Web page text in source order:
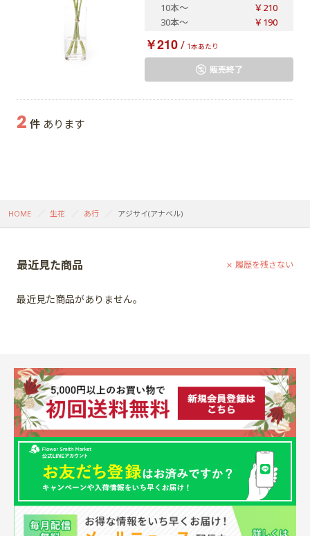
10本～
￥210
30本～ ￥190
￥210/ 1本あたり
販売終了
2 件 あります
HOME 生花 あ行 アジサイ(アナベル)
最近見た商品
最近見た商品がありません。
履歴を残さない